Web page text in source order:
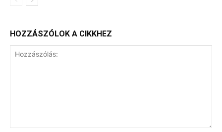
HOZZÁSZÓLOK A CIKKHEZ